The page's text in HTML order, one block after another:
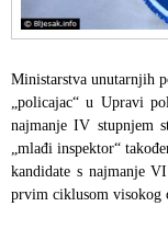
Ministarstva unutarnjih
„policajac“ u Upravi
najmanje IV stupnjem
„mlađi inspektor“
kandidate s najmanje
prvim ciklusom visokog